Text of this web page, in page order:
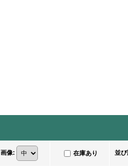
画像: 在庫あり 並